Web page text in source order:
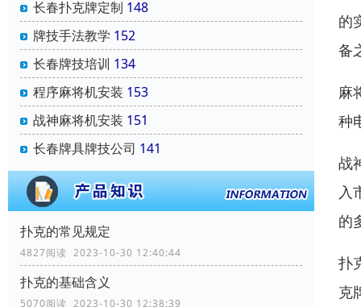
长春扑克牌定制 148
牌技手法教学 152
长春牌技培训 134
程序麻将机安装 153
战神麻将机安装 151
长春牌具牌技公司 141
扑克的常见规定
4827阅读 2023-10-30 12:40:44
扑克的基础含义
5070阅读 2023-10-30 12:38:39
的
备
麻
种
战
入
的
扑
克